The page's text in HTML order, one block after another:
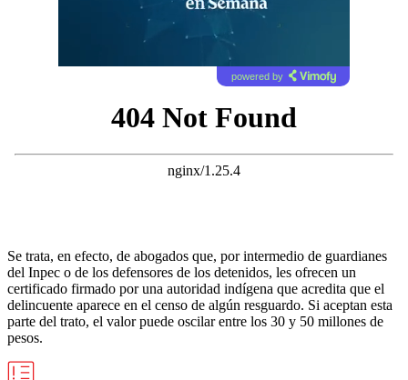
powered by
Se trata, en efecto, de abogados que, por intermedio de guardianes
del Inpec o de los defensores de los detenidos, les ofrecen un
certificado firmado por una autoridad indígena que acredita que el
delincuente aparece en el censo de algún resguardo. Si aceptan esta
parte del trato, el valor puede oscilar entre los 30 y 50 millones de
pesos.